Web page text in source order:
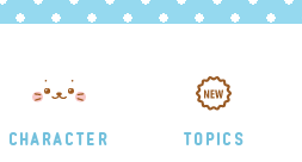
CHARACTER TOPICS